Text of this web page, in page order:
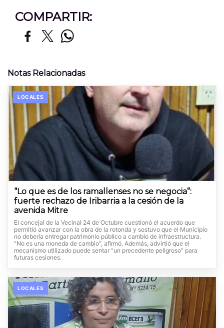
COMPARTIR:
Notas Relacionadas
LOCALES
“Lo que es de los ramallenses no se negocia”:
fuerte rechazo de Iribarria a la cesión de la
avenida Mitre
El concejal de la Vecinal 24 de Octubre cuestionó el acuerdo que
permitió avanzar con la obra de la rotonda y sostuvo que el Municipio
no debería entregar patrimonio público a cambio de infraestructura.
“No es una moneda de cambio”, afirmó. Además, advirtió que el
mecanismo utilizado puede sentar “un precedente peligroso” para
futuras cesiones.
LOCALES